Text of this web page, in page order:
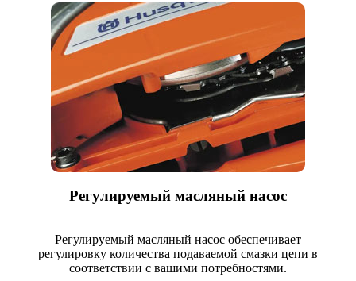
Регулируемый масляный насос
Регулируемый масляный насос обеспечивает
регулировку количества подаваемой смазки цепи в
соответствии с вашими потребностями.